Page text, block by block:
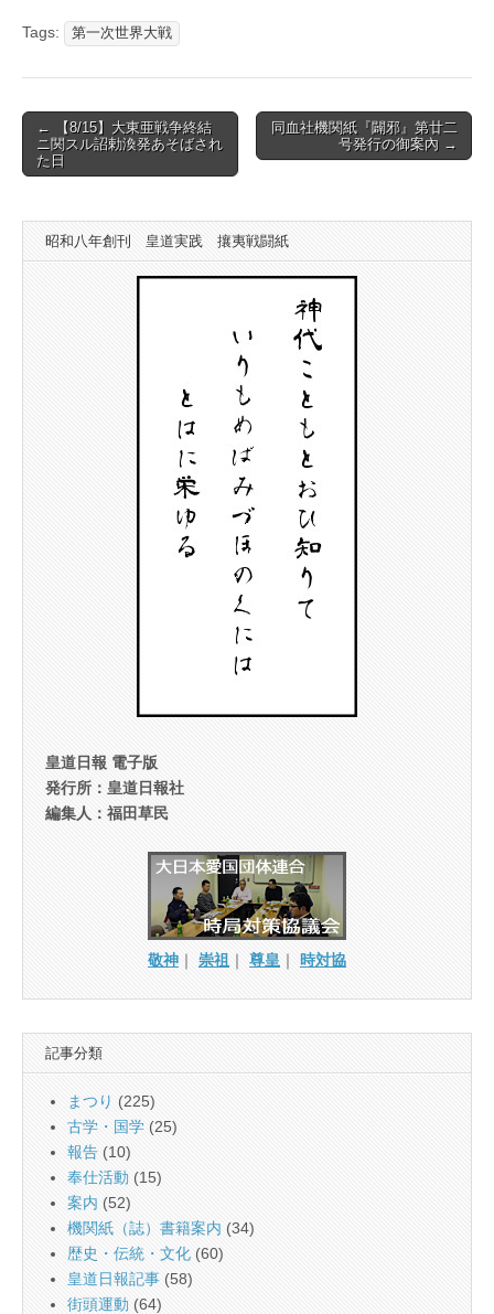
Tags: 第一次世界大戦
Post
navigation
← 【8/15】大東亜戦争終結
ニ関スル詔勅渙発あそばされ
た日
同血社機関紙『闢邪』第廿二
号発行の御案內 →
昭和八年創刊 皇道実践 攘夷戦闘紙
皇道日報 電子版
発行所：皇道日報社
編集人：福田草民
敬神 ｜ 崇祖 ｜ 尊皇 ｜ 時対協
記事分類
まつり (225)
古学・国学 (25)
報告 (10)
奉仕活動 (15)
案内 (52)
機関紙（誌）書籍案内 (34)
歴史・伝統・文化 (60)
皇道日報記事 (58)
街頭運動 (64)